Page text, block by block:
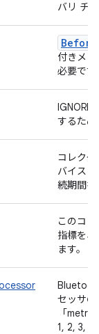
バリ チ
Before
付きメ
必要で
IGNORE
するた
コレク
バイス
続期間
このコ
指標を
ます。
セッサの
「
1, 2, 3,